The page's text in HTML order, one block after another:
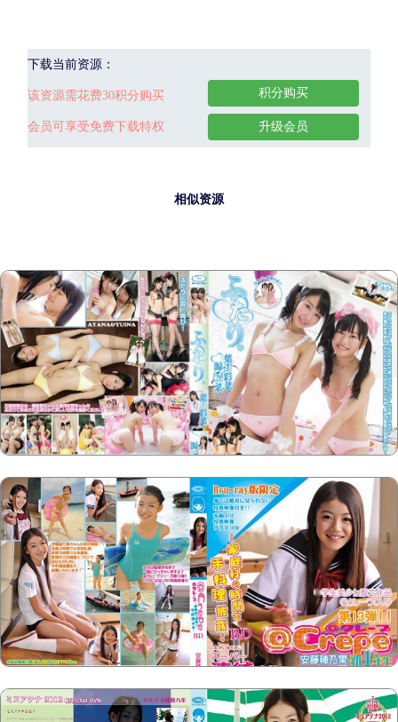
下载当前资源：
该资源需花费30积分购买
会员可享受免费下载特权
积分购买
升级会员
相似资源